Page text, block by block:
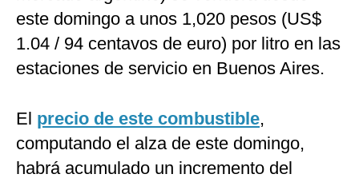
este domingo a unos 1,020 pesos (US$
1.04 / 94 centavos de euro) por litro en las
estaciones de servicio en Buenos Aires.
El precio de este combustible,
computando el alza de este domingo,
habrá acumulado un incremento del